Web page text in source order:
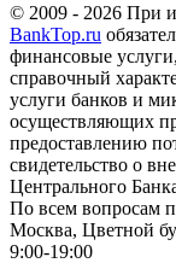
© 2009 - 2026 При
BankTop.ru
финансовые
справочный
услуги банков и
осуществляющих
предоставлению
свидетельство о
Центрального
По всем вопросам
Москва, Цветной
9:00-19:00